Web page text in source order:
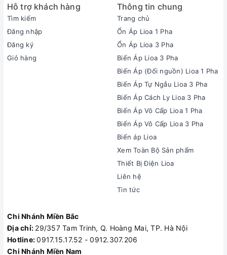
Hỗ trợ khách hàng
Tìm kiếm
Đăng nhập
Đăng ký
Giỏ hàng
Thông tin chung
Trang chủ
Ổn Áp Lioa 1 Pha
Ổn Áp Lioa 3 Pha
Biến Áp Lioa 3 Pha
Biến Áp (Đổi nguồn) Lioa 1 Pha
Biến Áp Tự Ngẫu Lioa 3 Pha
Biến Áp Cách Ly Lioa 3 Pha
Biến Áp Vô Cấp Lioa 1 Pha
Biến Áp Vô Cấp Lioa 3 Pha
Biến áp Lioa
Xem Toàn Bộ Sản phẩm
Thiết Bị Điện Lioa
Liên hệ
Tin tức
Chi Nhánh Miền Bắc
Địa chỉ: 29/357 Tam Trinh, Q. Hoàng Mai, TP. Hà Nội
Hotline:0917.15.17.52 - 0912.307.206
Chi Nhánh Miền Nam